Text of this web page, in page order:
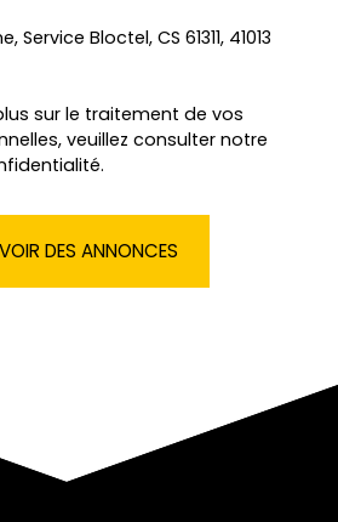
Service Bloctel, CS 61311, 41013
sur le traitement de vos
veuillez consulter notre
.
DES ANNONCES